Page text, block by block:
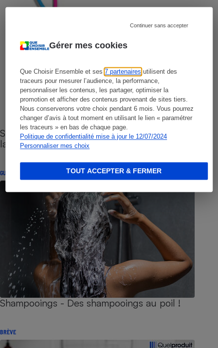
Gérer mes cookies
Que Choisir Ensemble et ses7 partenaires utilisent des
traceurs pour mesurer l’audience, la performance,
personnaliser les contenus, les partager, optimiser la
promotion et afficher des contenus provenant de sites tiers.
Nous conserverons votre choix pendant 6 mois. Vous pourrez
changer d’avis à tout moment en utilisant le lien « paramétrer
les traceurs » en bas de chaque page.
Politique de confidentialité mise à jour le 12/07/2024
Personnaliser mes choix
Continuer sans accepter
TOUT ACCEPTER & FERMER
Sites de rencontres - Nos conseils pour vous
lancer
GUIDE D'ACHAT
Shampooings - Des shampooings au poil !
BRÈVE